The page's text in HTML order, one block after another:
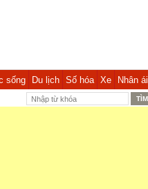
sống Du lịch Số hóa Xe Nhân ái